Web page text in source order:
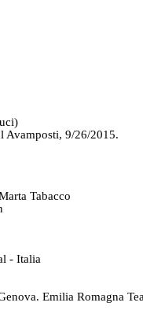
Avamposti, 9/26/2015.
Tabacco
- Italia
Emilia Romagna